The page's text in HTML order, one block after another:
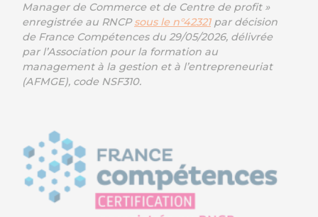
Manager de Commerce et de Centre de profit »
enregistrée au RNCPsous le n°42321par décision
de France Compétences du 29/05/2026, délivrée
par l’Association pour la formation au
management à la gestion et à l’entrepreneuriat
(AFMGE), code NSF310.